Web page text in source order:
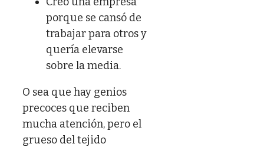
porque se cansó de
trabajar para otros y
quería elevarse
sobre la media.
O sea que hay genios
precoces que reciben
mucha atención, pero el
grueso del tejido